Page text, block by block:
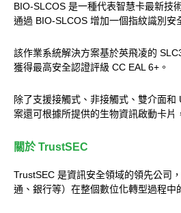
BIO-SLCOS 是一種代表智慧卡最新
通過 BIO-SLCOS 增加一個指紋識別安
該作業系統解決方案基於英飛凌的
獲得最高安全認證評級 CC EAL 6+。
除了支援接觸式、非接觸式、雙介面
案還可根據所提供的生物資訊啟動卡片
關於 TrustSEC
TrustSEC 是資訊安全領域的領先公司
通、銀行等）在整個數位化轉型過程中